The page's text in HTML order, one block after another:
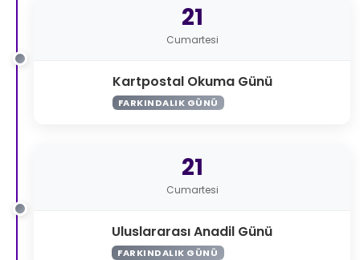
21
Cumartesi
Kartpostal Okuma Günü
FARKINDALIK GÜNÜ
21
Cumartesi
Uluslararası Anadil Günü
FARKINDALIK GÜNÜ